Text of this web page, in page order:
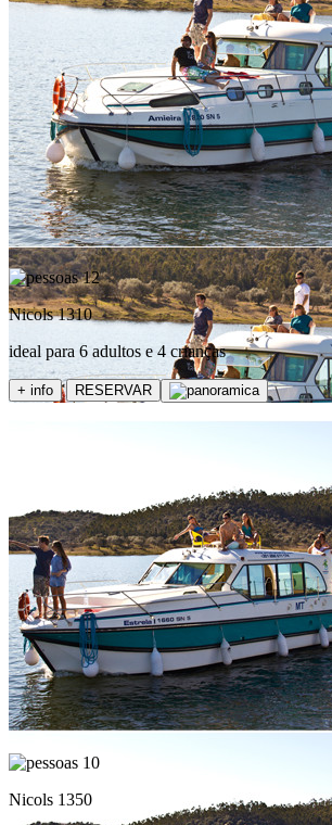
12
Nicols 1310
ideal para 6 adultos e 4 crianças
+ info RESERVAR
10
Nicols 1350